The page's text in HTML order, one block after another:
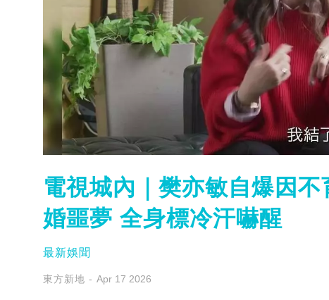
電視城內｜樊亦敏自爆因
婚噩夢 全身標冷汗嚇醒
最新娛聞
東方新地 Apr 17 2026